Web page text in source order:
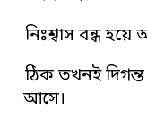
নিঃশ্বাস বন্ধ
ঠিক তখনই দিগন্ত
আসে।